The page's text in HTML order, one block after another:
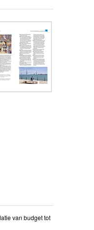
van budget tot